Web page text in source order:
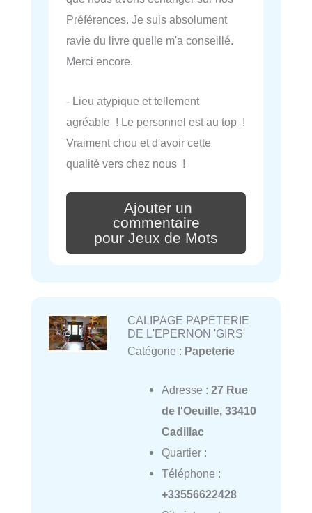
Préférences. Je suis absolument
ravie du livre quelle m'a conseillé.
Merci encore.
- Lieu atypique et tellement
agréable ! Le personnel est au top !
Vraiment chou et d'avoir cette
qualité vers chez nous !
Ajouter un
commentaire
pour Jeux de Mots
CALIPAGE PAPETERIE
DE L'EPERNON 'GIRS'
Catégorie : Papeterie
Adresse : 27 Rue
de l'Oeuille, 33410
Cadillac
Quartier :
Téléphone :
+33556622428